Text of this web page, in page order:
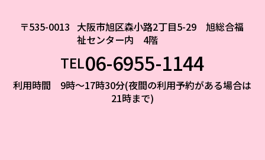
〒535-0013 大阪市旭区森小路2丁目5-29 旭総合福
祉センター内 4階
TEL06-6955-1144
利用時間 9時～17時30分(夜間の利用予約がある場合は
21時まで)